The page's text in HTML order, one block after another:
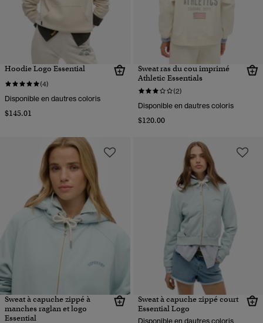
Hoodie Logo Essential
(4)
Disponible en dautres coloris
$145.01
Sweat ras du cou imprimé
Athletic Essentials
(2)
Disponible en dautres coloris
$120.00
Sweat à capuche zippé à
manches raglan et logo
Essential
Sweat à capuche zippé court
Essential Logo
Disponible en dautres coloris